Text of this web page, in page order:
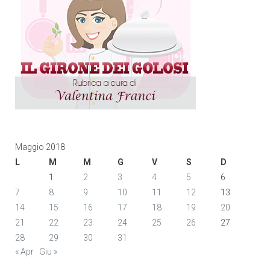
Maggio 2018
L
M M G V S
D
1
2 3 4 5
6
7
8 9 10 11 12
13
14
15 16 17 18 19
20
21
22 23 24 25 26
27
28
29 30
31
« Apr
Giu »